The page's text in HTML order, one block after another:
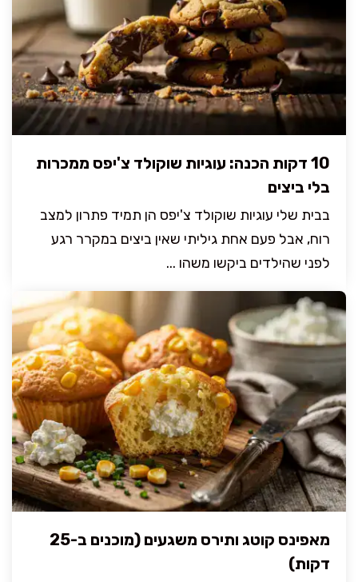
10 דקות הכנה: עוגיות שוקולד צ'יפס ממכרות
בלי ביצים
בבית שלי עוגיות שוקולד צ'יפס הן תמיד פתרון למצב
רוח, אבל פעם אחת גיליתי שאין ביצים במקרר רגע
לפני שהילדים ביקשו משהו ...
מאפינס קוטג ותירס משגעים (מוכנים ב-25
דקות)